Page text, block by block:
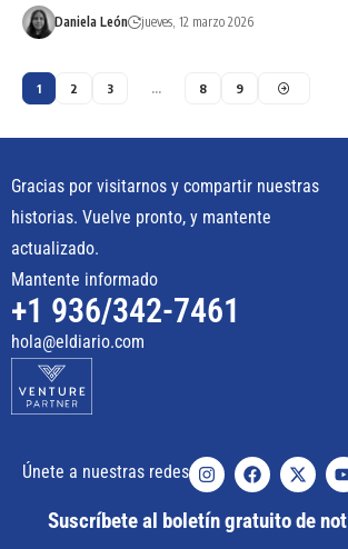
Daniela León jueves, 12 marzo 2026
1 2 3 … 8 9
Gracias por visitarnos y compartir nuestras
historias. Vuelve pronto, y mantente
actualizado.
Mantente informado
+1 936/342-7461
hola@eldiario.com
Únete a nuestras redes
Suscríbete al boletín gratuito de